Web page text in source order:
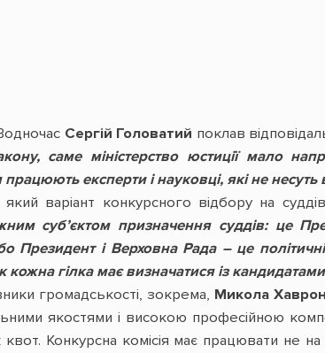
Сергій Головатий поклав
саме міністерство юстиції мало
експерти і науковці, які не несуть
варіант конкурсного відбору на
суб’єктом призначення суддів: це
Президент і Верховна Рада – це
кожна гілка має визначатися із
громадськості, зокрема, Микола
якостями і високою професійною
Конкурсна комісія має працювати не